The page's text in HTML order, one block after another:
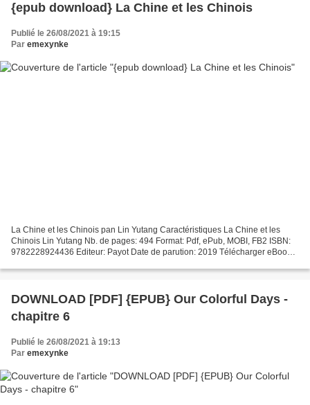
{epub download} La Chine et les Chinois
Publié le 26/08/2021 à 19:15
Par emexynke
La Chine et les Chinois pan Lin Yutang Caractéristiques La Chine et les
Chinois Lin Yutang Nb. de pages: 494 Format: Pdf, ePub, MOBI, FB2 ISBN:
9782228924436 Editeur: Payot Date de parution: 2019 Télécharger eBook
DOWNLOAD [PDF] {EPUB} Our Colorful Days -
chapitre 6
Publié le 26/08/2021 à 19:13
Par emexynke